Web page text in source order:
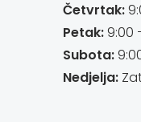
Četvrtak:
Petak:9:00
Subota:
Nedjelja: